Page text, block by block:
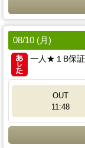
08/10 (月)
一人★１B保
OUT
11:48